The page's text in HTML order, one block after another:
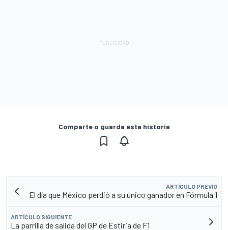
Comparte o guarda esta historia
ARTÍCULO PREVIO
El día que México perdió a su único ganador en Fórmula 1
ARTÍCULO SIGUIENTE
La parrilla de salida del GP de Estiria de F1